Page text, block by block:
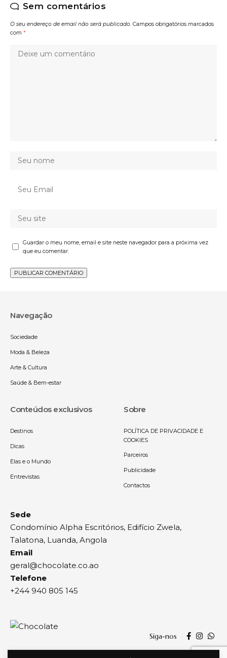
Sem comentários
O seu endereço de email não será publicado. Campos obrigatórios marcados
com *
Guardar o meu nome, email e site neste navegador para a próxima vez
que eu comentar.
Navegação
Sociedade
Moda & Beleza
Arte & Cultura
Saúde & Bem-estar
Conteúdos exclusivos
Destinos
Dicas
Elas e o Mundo
Entrevistas
Sobre
POLÍTICA DE PRIVACIDADE E
COOKIES
Parceiros
Publicidade
Contactos
Sede
Condomínio Alpha Escritórios, Edifício Zwela,
Talatona, Luanda, Angola
Email
geral@chocolate.co.ao
Telefone
+244 940 805 145
Siga-nos